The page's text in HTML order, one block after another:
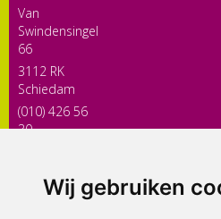
Wij gebruiken
Van
Swindensingel
66
3112 RK
Schiedam
(010) 426 56
30
ONDERDEEL